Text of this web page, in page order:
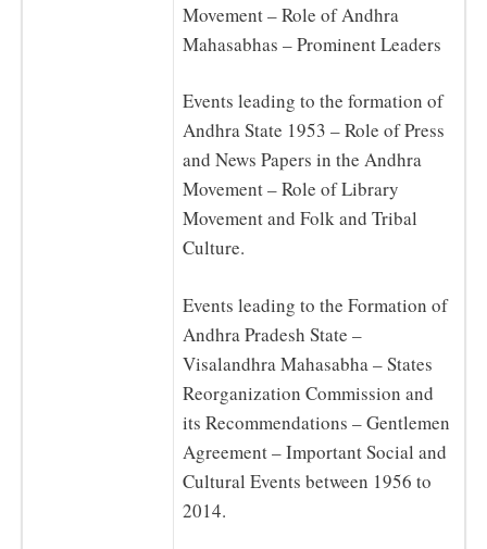
Movement – Role of Andhra
Mahasabhas – Prominent Leaders
Events leading to the formation of
Andhra State 1953 – Role of Press
and News Papers in the Andhra
Movement – Role of Library
Movement and Folk and Tribal
Culture.
Events leading to the Formation of
Andhra Pradesh State –
Visalandhra Mahasabha – States
Reorganization Commission and
its Recommendations – Gentlemen
Agreement – Important Social and
Cultural Events between 1956 to
2014.